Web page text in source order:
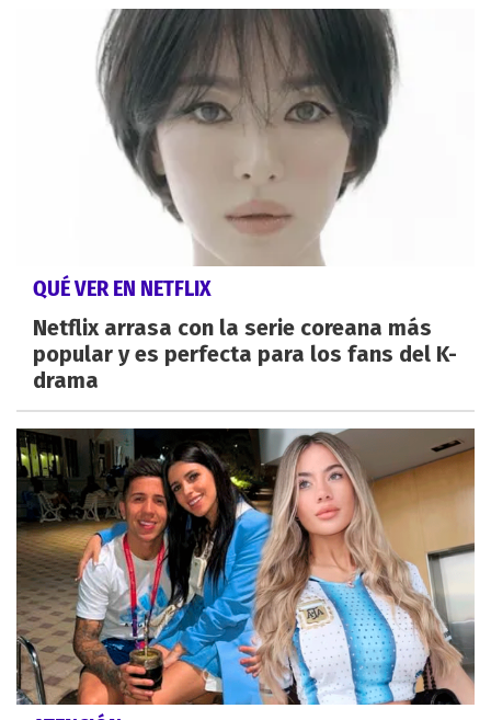
QUÉ VER EN NETFLIX
Netflix arrasa con la serie coreana más
popular y es perfecta para los fans del K-
drama